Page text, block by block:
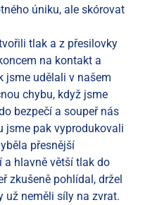
úniku, ale skórovat
tlak a z přesilovky
na kontakt a
jsme udělali v našem
chybu, když jsme
bezpečí a soupeř nás
jsme pak vyprodukovali
přesnější
a hlavně větší tlak do
zkušeně pohlídal, držel
už neměli síly na zvrat.